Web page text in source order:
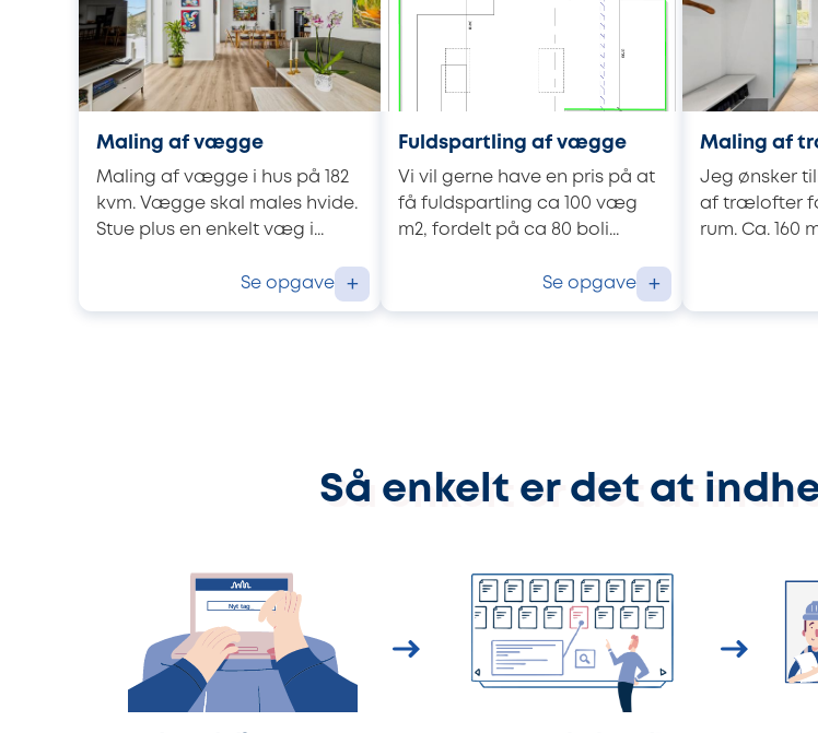
Maling af vægge
Maling af vægge i hus på 182
kvm. Vægge skal males hvide.
Stue plus en enkelt væg i...
Se opgave +
Fuldspartling af vægge
Vi vil gerne have en pris på at
få fuldspartling ca 100 væg
m2, fordelt på ca 80 boli...
Se opgave +
Maling af
Jeg ønsker
af trælofter
rum. Ca. 160
Så enkelt er det at